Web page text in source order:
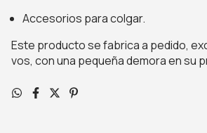
Accesorios para colgar.
Este producto se fabrica a pedido,
vos, con una pequeña demora en su